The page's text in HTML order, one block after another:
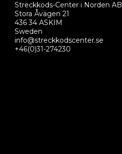
Streckkods-Center i Norden AB
Stora Åvägen 21
436 34 ASKIM
Sweden
info@streckkodscenter.se
+46(0)31-274230